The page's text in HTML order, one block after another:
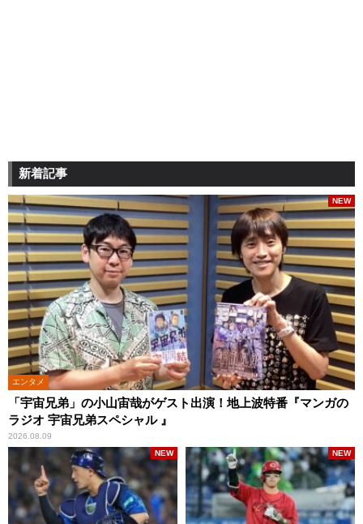
新着記事
エンタメ
「宇宙兄弟」の小山宙哉がゲスト出演！地上波特番『マンガの
ラジオ 宇宙兄弟スペシャル 』
2026.08.09
NEW
NEW NEW